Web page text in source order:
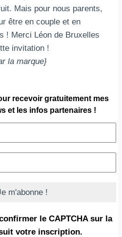
Mais pour nous parents,
être en couple et en
! Merci Léon de Bruxelles
invitation !
la marque}
recevoir gratuitement mes
et les infos partenaires !
le CAPTCHA sur la
votre inscription.